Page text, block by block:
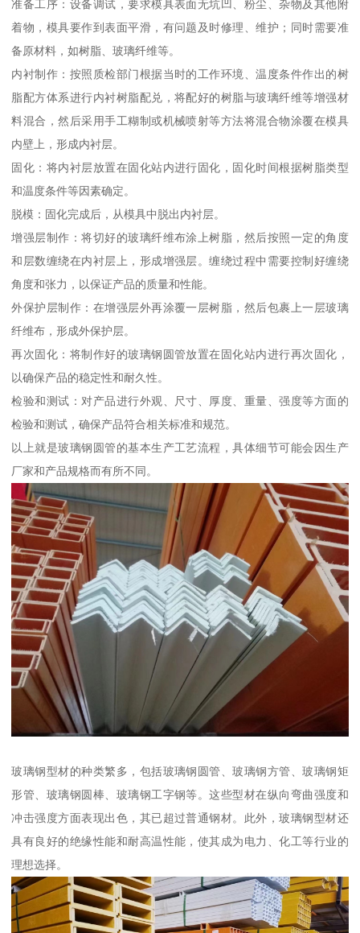
准备工序：设备调试，要求模具表面无坑凹、粉尘、杂物及其他附
着物，模具要作到表面平滑，有问题及时修理、维护；同时需要准
备原材料，如树脂、玻璃纤维等。
内衬制作：按照质检部门根据当时的工作环境、温度条件作出的树
脂配方体系进行内衬树脂配兑，将配好的树脂与玻璃纤维等增强材
料混合，然后采用手工糊制或机械喷射等方法将混合物涂覆在模具
内壁上，形成内衬层。
固化：将内衬层放置在固化站内进行固化，固化时间根据树脂类型
和温度条件等因素确定。
脱模：固化完成后，从模具中脱出内衬层。
增强层制作：将切好的玻璃纤维布涂上树脂，然后按照一定的角度
和层数缠绕在内衬层上，形成增强层。缠绕过程中需要控制好缠绕
角度和张力，以保证产品的质量和性能。
外保护层制作：在增强层外再涂覆一层树脂，然后包裹上一层玻璃
纤维布，形成外保护层。
再次固化：将制作好的玻璃钢圆管放置在固化站内进行再次固化，
以确保产品的稳定性和耐久性。
检验和测试：对产品进行外观、尺寸、厚度、重量、强度等方面的
检验和测试，确保产品符合相关标准和规范。
以上就是玻璃钢圆管的基本生产工艺流程，具体细节可能会因生产
厂家和产品规格而有所不同。
玻璃钢型材的种类繁多，包括玻璃钢圆管、玻璃钢方管、玻璃钢矩
形管、玻璃钢圆棒、玻璃钢工字钢等。这些型材在纵向弯曲强度和
冲击强度方面表现出色，其已超过普通钢材。此外，玻璃钢型材还
具有良好的绝缘性能和耐高温性能，使其成为电力、化工等行业的
理想选择。